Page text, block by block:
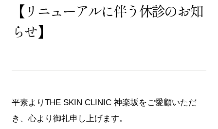
【リニューアルに伴う休診のお知
らせ】
平素よりTHE SKIN CLINIC 神楽坂をご愛顧いただ
き、心より御礼申し上げます。